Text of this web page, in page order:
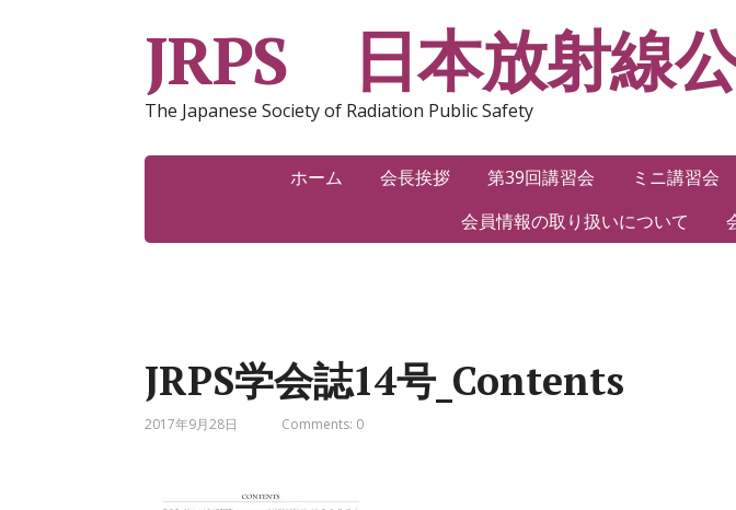
JRPS 日本放射線
The Japanese Society of Radiation Public Safety
ホーム 会長挨拶 第39回講習会 ミニ講習会
会員情報の取り扱いについて
JRPS学会誌14号_Contents
2017年9月28日 Comments: 0